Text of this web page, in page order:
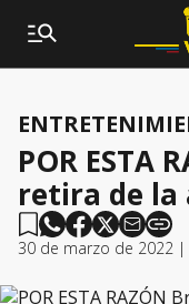
POR ESTA
retira de la
30 de marzo de 2022 |